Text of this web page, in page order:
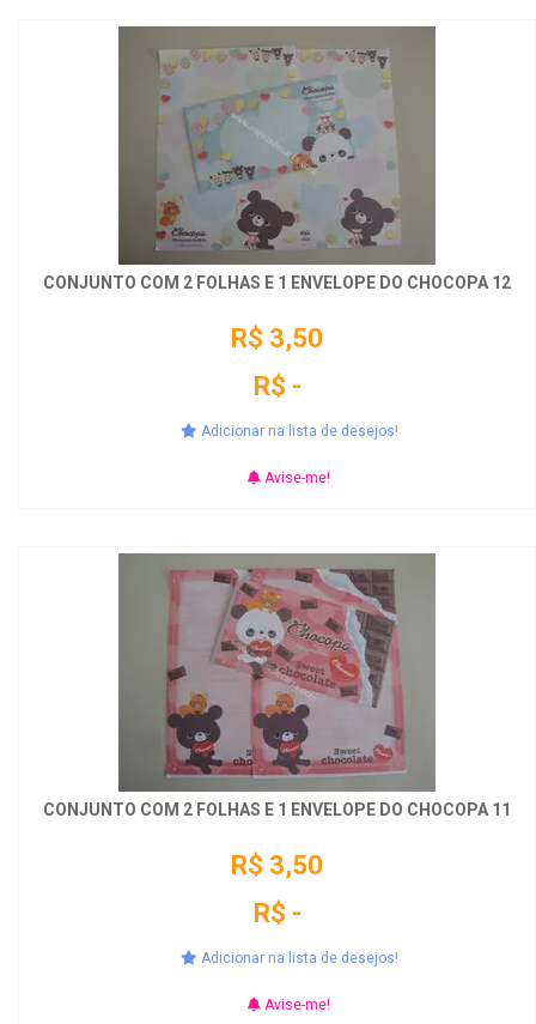
CONJUNTO COM 2 FOLHAS E 1 ENVELOPE DO CHOCOPA 12
R$ 3,50
R$ -
Adicionar na lista de desejos!
Avise-me!
CONJUNTO COM 2 FOLHAS E 1 ENVELOPE DO CHOCOPA 11
R$ 3,50
R$ -
Adicionar na lista de desejos!
Avise-me!